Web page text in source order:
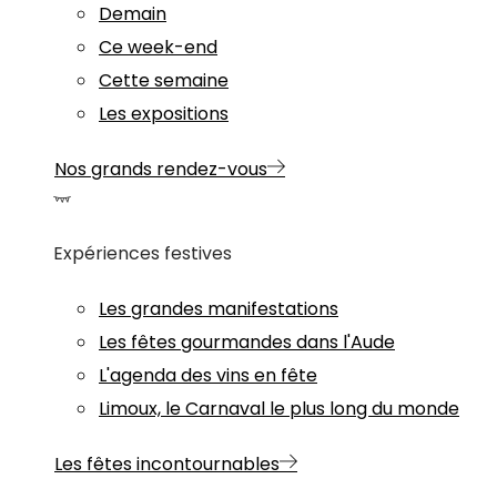
Demain
Ce week-end
Cette semaine
Les expositions
Nos grands rendez-vous
Expériences festives
Les grandes manifestations
Les fêtes gourmandes dans l'Aude
L'agenda des vins en fête
Limoux, le Carnaval le plus long du monde
Les fêtes incontournables